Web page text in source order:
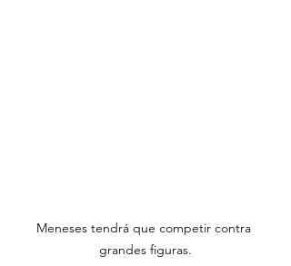
Meneses tendrá que competir contra
grandes figuras.